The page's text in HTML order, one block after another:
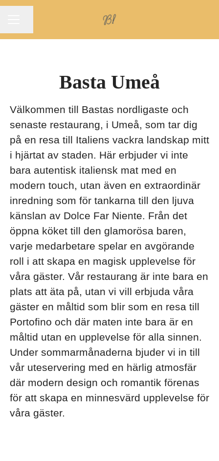
Basta Umeå
Välkommen till Bastas nordligaste och
senaste restaurang, i Umeå, som tar dig
på en resa till Italiens vackra landskap mitt
i hjärtat av staden. Här erbjuder vi inte
bara autentisk italiensk mat med en
modern touch, utan även en extraordinär
inredning som för tankarna till den ljuva
känslan av Dolce Far Niente. Från det
öppna köket till den glamorösa baren,
varje medarbetare spelar en avgörande
roll i att skapa en magisk upplevelse för
våra gäster. Vår restaurang är inte bara en
plats att äta på, utan vi vill erbjuda våra
gäster en måltid som blir som en resa till
Portofino och där maten inte bara är en
måltid utan en upplevelse för alla sinnen.
Under sommarmånaderna bjuder vi in till
vår uteservering med en härlig atmosfär
där modern design och romantik förenas
för att skapa en minnesvärd upplevelse för
våra gäster.